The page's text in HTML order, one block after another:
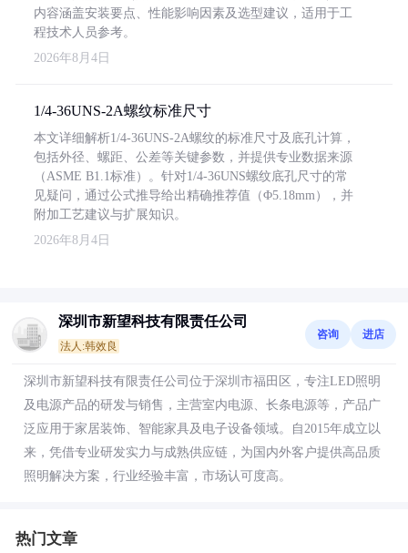
内容涵盖安装要点、性能影响因素及选型建议，适用于工
程技术人员参考。
2026年8月4日
1/4-36UNS-2A螺纹标准尺寸
本文详细解析1/4-36UNS-2A螺纹的标准尺寸及底孔计算，
包括外径、螺距、公差等关键参数，并提供专业数据来源
（ASME B1.1标准）。针对1/4-36UNS螺纹底孔尺寸的常
见疑问，通过公式推导给出精确推荐值（Φ5.18mm），并
附加工艺建议与扩展知识。
2026年8月4日
深圳市新望科技有限责任公司
法人:韩效良
咨询 进店
深圳市新望科技有限责任公司位于深圳市福田区，专注LED照明
及电源产品的研发与销售，主营室内电源、长条电源等，产品广
泛应用于家居装饰、智能家具及电子设备领域。自2015年成立以
来，凭借专业研发实力与成熟供应链，为国内外客户提供高品质
照明解决方案，行业经验丰富，市场认可度高。
热门文章